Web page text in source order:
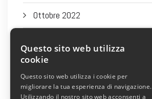
Ottobre 2022
Agosto 2022
Luglio 2022
Questo sito web utilizza
cookie
Questo sito web utilizza i cookie per
migliorare la tua esperienza di navigazione.
Utilizzando il nostro sito web acconsenti a